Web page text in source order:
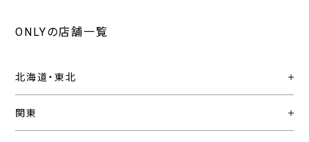
ONLYの店舗一覧
北海道・東北
関東